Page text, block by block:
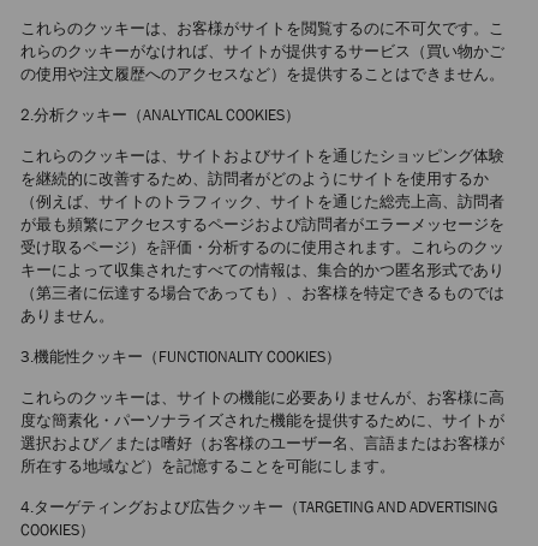
これらのクッキーは、お客様がサイトを閲覧するのに不可欠です。こ
れらのクッキーがなければ、サイトが提供するサービス（買い物かご
の使用や注文履歴へのアクセスなど）を提供することはできません。
2.分析クッキー（ANALYTICAL COOKIES）
これらのクッキーは、サイトおよびサイトを通じたショッピング体験
を継続的に改善するため、訪問者がどのようにサイトを使用するか
（例えば、サイトのトラフィック、サイトを通じた総売上高、訪問者
が最も頻繁にアクセスするページおよび訪問者がエラーメッセージを
受け取るページ）を評価・分析するのに使用されます。これらのクッ
キーによって収集されたすべての情報は、集合的かつ匿名形式であり
（第三者に伝達する場合であっても）、お客様を特定できるものでは
ありません。
3.機能性クッキー（FUNCTIONALITY COOKIES）
これらのクッキーは、サイトの機能に必要ありませんが、お客様に高
度な簡素化・パーソナライズされた機能を提供するために、サイトが
選択および／または嗜好（お客様のユーザー名、言語またはお客様が
所在する地域など）を記憶することを可能にします。
4.ターゲティングおよび広告クッキー（TARGETING AND ADVERTISING
COOKIES）